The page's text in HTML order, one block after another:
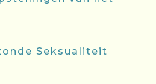
Seksualiteit